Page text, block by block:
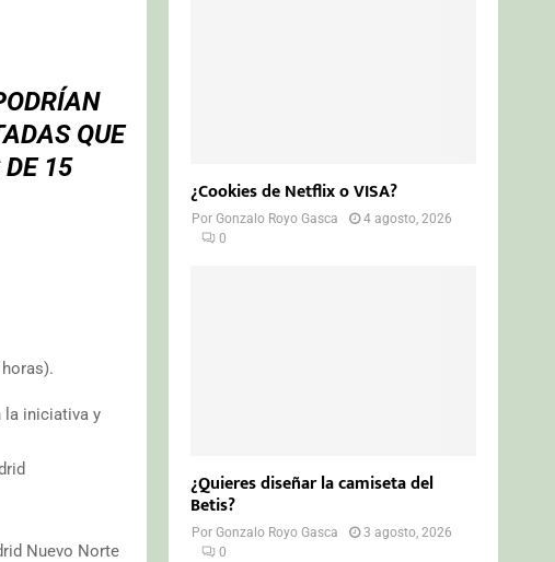
QUE
15
la iniciativa y
Nuevo Norte
¿Cookies de Netflix o VISA?
PorGonzalo Royo Gasca
4 agosto, 2026
0
¿Quieres diseñar la camiseta del
Betis?
PorGonzalo Royo Gasca
3 agosto, 2026
0